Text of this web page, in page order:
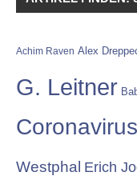
Achim Raven Alex
G. Leitner
Coronavirus
Westphal Erich